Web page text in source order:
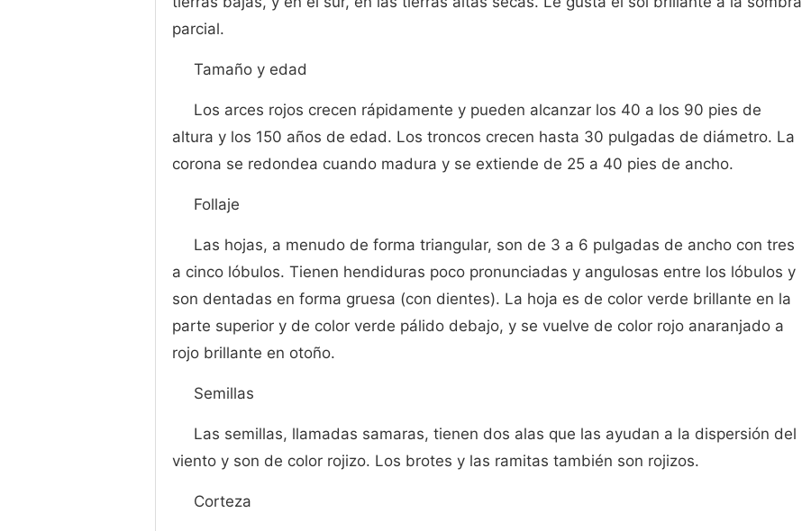
parcial.
Tamaño y edad
Los arces rojos crecen rápidamente y pueden alcanzar los 40 a los 90 pies de
altura y los 150 años de edad. Los troncos crecen hasta 30 pulgadas de diámetro. La
corona se redondea cuando madura y se extiende de 25 a 40 pies de ancho.
Follaje
Las hojas, a menudo de forma triangular, son de 3 a 6 pulgadas de ancho con tres
a cinco lóbulos. Tienen hendiduras poco pronunciadas y angulosas entre los lóbulos y
son dentadas en forma gruesa (con dientes). La hoja es de color verde brillante en la
parte superior y de color verde pálido debajo, y se vuelve de color rojo anaranjado a
rojo brillante en otoño.
Semillas
Las semillas, llamadas samaras, tienen dos alas que las ayudan a la dispersión del
viento y son de color rojizo. Los brotes y las ramitas también son rojizos.
Corteza